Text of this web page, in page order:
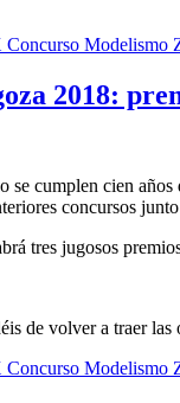
Modelismo
2018:
se cumplen cien
concursos
tres jugosos
de volver a traer las
Modelismo